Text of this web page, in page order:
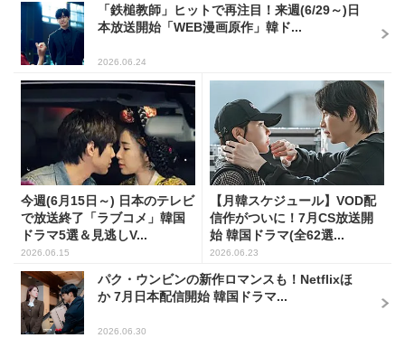
「鉄槌教師」ヒットで再注目！来週(6/29～)日
本放送開始「WEB漫画原作」韓ド...
2026.06.24
今週(6月15日～) 日本のテレビ
で放送終了「ラブコメ」韓国
ドラマ5選＆見逃しV...
2026.06.15
【月韓スケジュール】VOD配
信作がついに！7月CS放送開
始 韓国ドラマ(全62選...
2026.06.23
パク・ウンビンの新作ロマンスも！Netflixほ
か 7月日本配信開始 韓国ドラマ...
2026.06.30